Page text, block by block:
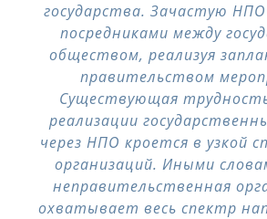
государства. Зачастую
посредниками между
обществом, реализуя
правительством
Существующая
реализации
через НПО кроется в узкой
организаций. Иными
неправительственная
охватывает весь спектр